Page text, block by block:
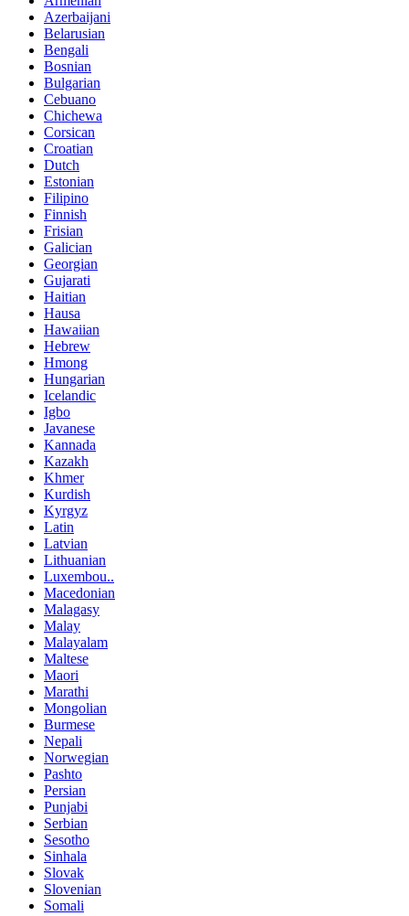
Azerbaijani
Belarusian
Bengali
Bosnian
Bulgarian
Cebuano
Chichewa
Corsican
Croatian
Dutch
Estonian
Filipino
Finnish
Frisian
Galician
Georgian
Gujarati
Haitian
Hausa
Hawaiian
Hebrew
Hmong
Hungarian
Icelandic
Igbo
Javanese
Kannada
Kazakh
Khmer
Kurdish
Kyrgyz
Latin
Latvian
Lithuanian
Luxembou..
Macedonian
Malagasy
Malay
Malayalam
Maltese
Maori
Marathi
Mongolian
Burmese
Nepali
Norwegian
Pashto
Persian
Punjabi
Serbian
Sesotho
Sinhala
Slovak
Slovenian
Somali